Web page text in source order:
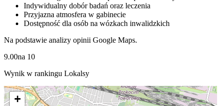
Indywidualny dobór badań oraz leczenia
Przyjazna atmosfera w gabinecie
Dostępność dla osób na wózkach inwalidzkich
Na podstawie analizy opinii Google Maps.
9.00na 10
Wynik w rankingu Lokalsy
+